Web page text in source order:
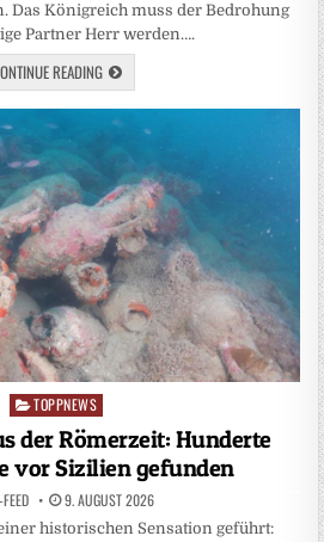
Das Königreich muss der Bedrohung
Partner Herr werden….
READING
Posted
TOPPNEWS
der Römerzeit: Hunderte
vor Sizilien gefunden
9. AUGUST 2026
historischen Sensation geführt: